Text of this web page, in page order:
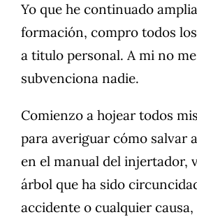
Yo que he continuado
formación, compro todos
a titulo personal. A mi no
subvenciona nadie.
Comienzo a hojear todos
para averiguar cómo salvar
en el manual del injertador,
árbol que ha sido
accidente o cualquier